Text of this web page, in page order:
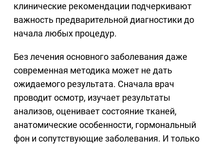
клинические рекомендации подчеркивают
важность предварительной диагностики до
начала любых процедур.
Без лечения основного заболевания даже
современная методика может не дать
ожидаемого результата. Сначала врач
проводит осмотр, изучает результаты
анализов, оценивает состояние тканей,
анатомические особенности, гормональный
фон и сопутствующие заболевания. И только